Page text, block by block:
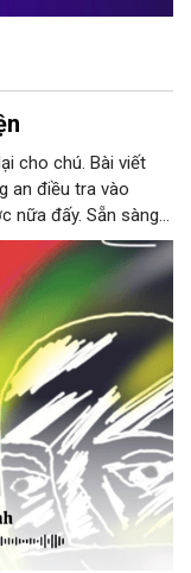
cho chú. Bài viết
an điều tra vào
nữa đấy. Sẵn sàng
lại cho Thy. Cô
phóng sự của mình